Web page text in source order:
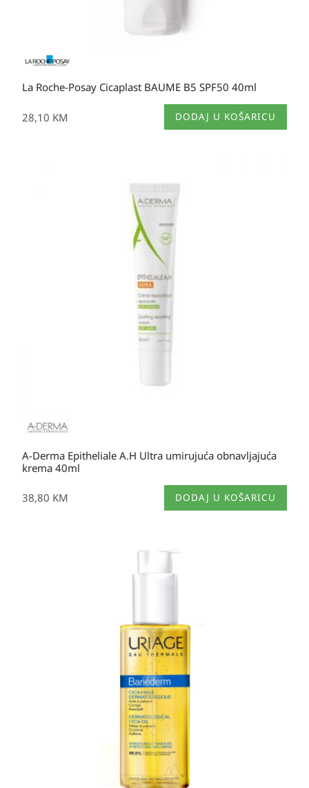
La Roche-Posay Cicaplast BAUME B5 SPF50 40ml
28,10 KM DODAJ U KOŠARICU
A-Derma Epitheliale A.H Ultra umirujuća obnavljajuća
krema 40ml
38,80 KM DODAJ U KOŠARICU